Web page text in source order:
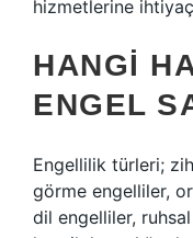
hizmetlerine
HANGI
ENGEL
Engellilik türleri;
görme engelliler,
dil engelliler, ruhsal